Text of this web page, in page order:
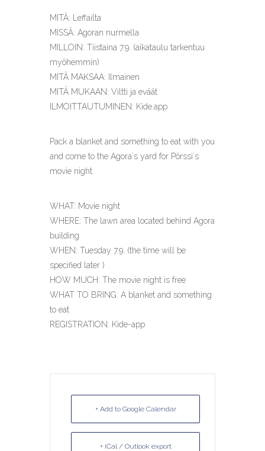
MITÄ: Leffailta
MISSÄ: Agoran nurmella
MILLOIN: Tiistaina 7.9. (aikataulu tarkentuu
myöhemmin)
MITÄ MAKSAA: Ilmainen
MITÄ MUKAAN: Viltti ja eväät
ILMOITTAUTUMINEN: Kide.app
Pack a blanket and something to eat with you
and come to the Agora´s yard for Pörssi´s
movie night.
WHAT: Movie night
WHERE: The lawn area located behind Agora
building
WHEN: Tuesday 7.9. (the time will be
specified later )
HOW MUCH: The movie night is free
WHAT TO BRING: A blanket and something
to eat
REGISTRATION: Kide-app
+ Add to Google Calendar
+ iCal / Outlook export